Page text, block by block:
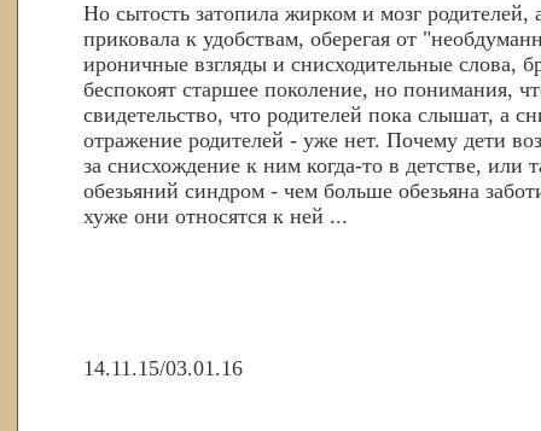
Но сытость затопила жирком и мозг родителей,
приковала к удобствам, оберегая от
ироничные взгляды и снисходительные слова,
беспокоят старшее поколение, но понимания,
свидетельство, что родителей пока слышат, а
отражение родителей - уже нет. Почему дети
за снисхождение к ним когда-то в детстве, или
обезьяний синдром - чем больше обезьяна
хуже они относятся к ней ...
14.11.15/03.01.16